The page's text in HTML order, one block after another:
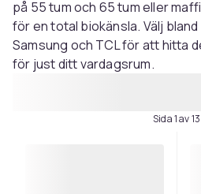
på 55 tum och 65 tum eller
för en total biokänsla. Välj
Samsung och TCL för att hitta
för just ditt vardagsrum.
Sida 1 av 13